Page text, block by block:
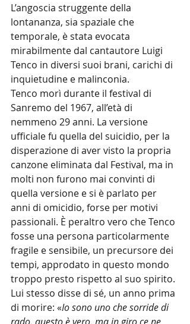
L’angoscia struggente della
lontananza, sia spaziale che
temporale, è stata evocata
mirabilmente dal cantautore Luigi
Tenco in diversi suoi brani, carichi di
inquietudine e malinconia.
Tenco morì durante il festival di
Sanremo del 1967, all’età di
nemmeno 29 anni. La versione
ufficiale fu quella del suicidio, per la
disperazione di aver visto la propria
canzone eliminata dal Festival, ma in
molti non furono mai convinti di
quella versione e si è parlato per
anni di omicidio, forse per motivi
passionali. È peraltro vero che Tenco
fosse una persona particolarmente
fragile e sensibile, un precursore dei
tempi, approdato in questo mondo
troppo presto rispetto al suo spirito.
Lui stesso disse di sé, un anno prima
di morire: «Io sono uno che sorride di